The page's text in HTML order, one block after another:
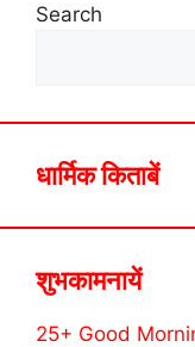
Search
धार्मिक किताबें
शुभकामनायें
25+ Good